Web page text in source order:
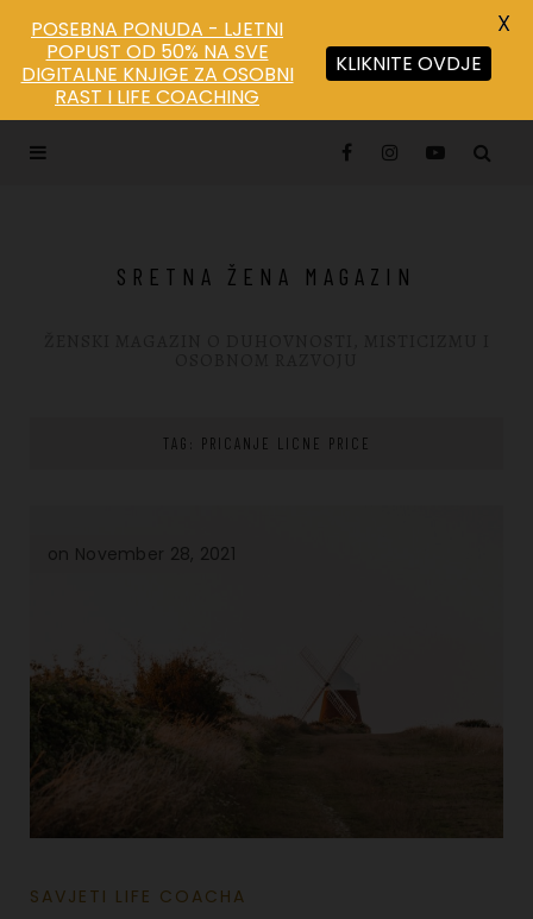
SRETNA ŽENA MAGAZIN
TAG: PRICANJE LICNE PRICE
on November 28, 2021
SAVJETI LIFE COACHA
POSEBNA PONUDA - LJETNI
POPUST OD 50% NA SVE
DIGITALNE KNJIGE ZA OSOBNI
RAST I LIFE COACHING
KLIKNITE OVDJE
X